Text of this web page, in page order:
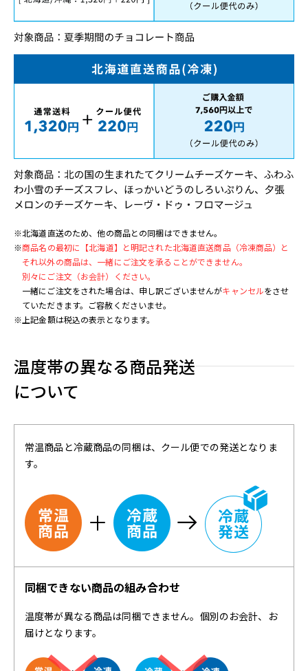
※北海道直送のため、他の商品との同梱はできません。
※商品名の最初に【北海道】と明記された北海道直送商品（冷凍商品）と
それ以外の商品は、一緒にご注文を承ることができません。
別々にご注文（お会計）ください。
一緒にご注文をされた場合は、申し訳ございませんがキャンセルをさせ
ていただきます。ご容赦くださいませ。
※上記金額は税込の表示となります。
温度帯の異なる商品発送
について
常温商品と冷蔵商品の同梱は、クール便での発送となりま
す。
同梱できない商品の組み合わせ
温度帯が異なる商品は同梱できません。個別のお会計、お
届けとなります。